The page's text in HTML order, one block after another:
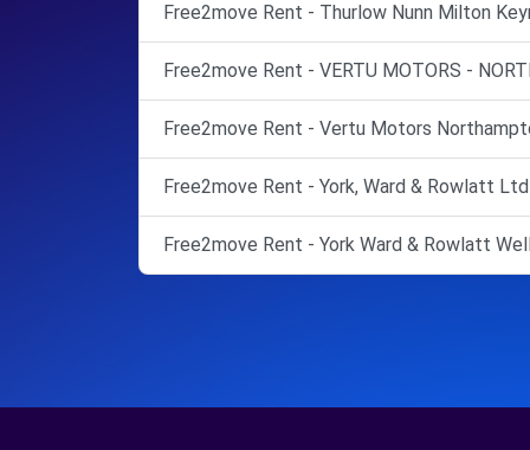
Free2move Rent - Thurlow Nunn Milton
Free2move Rent - VERTU MOTORS -
Free2move Rent - Vertu Motors
Free2move Rent - York, Ward & Rowlatt
Free2move Rent - York Ward & Rowlatt